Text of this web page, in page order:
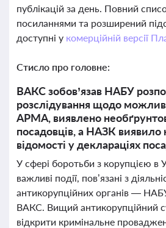
публікацій за день. Повний
посиланнями та розширений
доступні у комерційній версії
Стисло про головне:
ВАКС зобов’язав НАБУ
розслідування щодо
АРМА, виявлено
посадовців, а НАЗК виявило
відомості у деклараціях
У сфері боротьби з корупцією в
важливі події, пов’язані з
антикорупційних органів —
ВАКС. Вищий антикорупційний
відкрити кримінальне